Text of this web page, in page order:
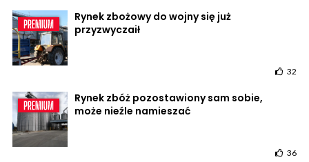
Rynek zbożowy do wojny się już
przyzwyczaił
32
Rynek zbóż pozostawiony sam sobie,
może nieźle namieszać
36